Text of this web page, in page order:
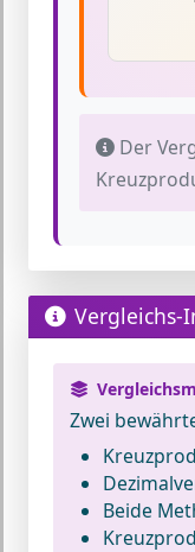
Der
Vergleichs-
Zwei
Beide